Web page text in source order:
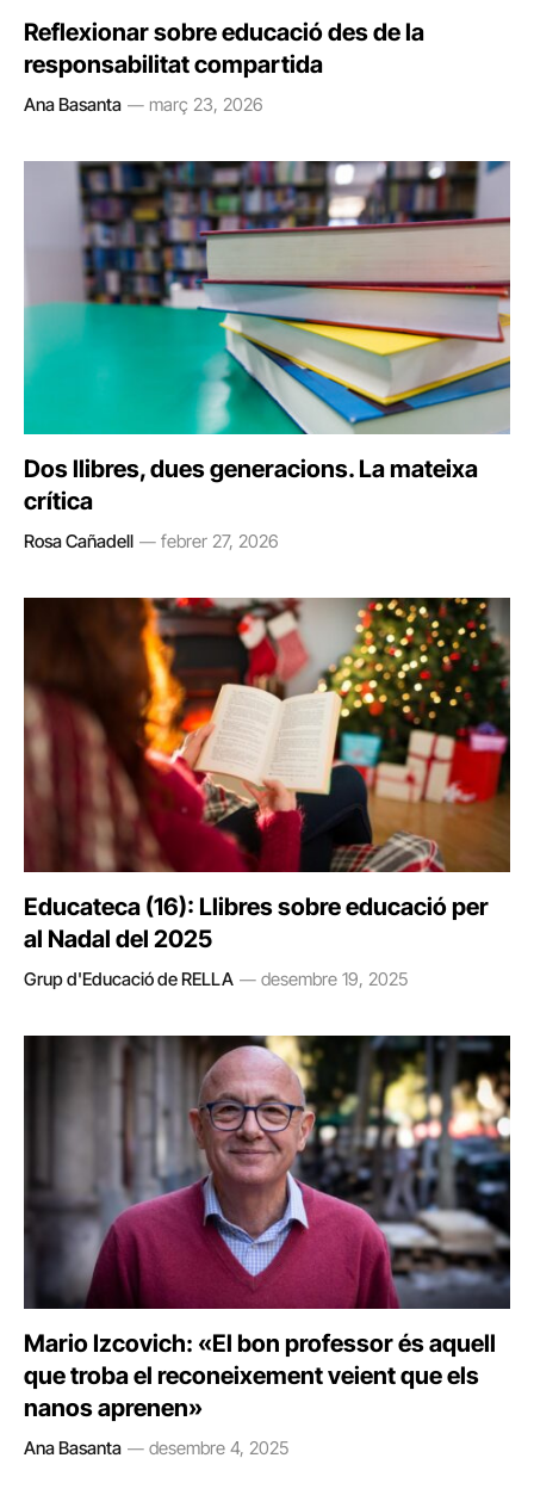
Reflexionar sobre educació des de la
responsabilitat compartida
Ana Basanta març 23, 2026
Dos llibres, dues generacions. La mateixa
crítica
Rosa Cañadell febrer 27, 2026
Educateca (16): Llibres sobre educació per
al Nadal del 2025
Grup d'Educació de RELLA desembre 19, 2025
Mario Izcovich: «El bon professor és aquell
que troba el reconeixement veient que els
nanos aprenen»
Ana Basanta desembre 4, 2025